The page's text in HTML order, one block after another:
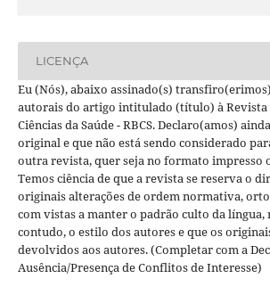
LICENÇA
Eu (Nós), abaixo assinado(s)
autorais do artigo intitulado (título) à Revista
Ciências da Saúde - RBCS. Declaro(amos)
original e que não está sendo considerado
outra revista, quer seja no formato impresso
Temos ciência de que a revista se reserva o
originais alterações de ordem normativa,
com vistas a manter o padrão culto da língua,
contudo, o estilo dos autores e que os
devolvidos aos autores. (Completar com a
Ausência/Presença de Conflitos de Interesse)